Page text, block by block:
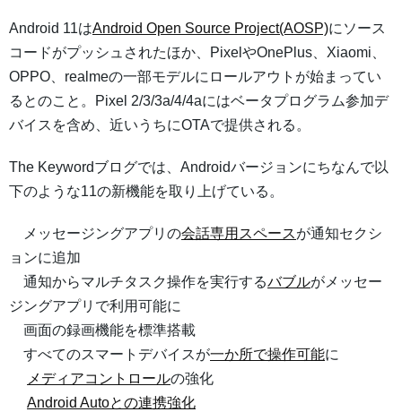
Android 11はAndroid Open Source Project(AOSP)にソース
コードがプッシュされたほか、PixelやOnePlus、Xiaomi、
OPPO、realmeの一部モデルにロールアウトが始まってい
るとのこと。Pixel 2/3/3a/4/4aにはベータプログラム参加デ
バイスを含め、近いうちにOTAで提供される。
The Keywordブログでは、Androidバージョンにちなんで以
下のような11の新機能を取り上げている。
メッセージングアプリの会話専用スペースが通知セクシ
ョンに追加
通知からマルチタスク操作を実行するバブルがメッセー
ジングアプリで利用可能に
画面の録画機能を標準搭載
すべてのスマートデバイスが一か所で操作可能に
メディアコントロールの強化
Android Autoとの連携強化